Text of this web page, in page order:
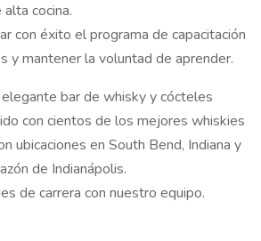
cocina.
con éxito el programa de capacitación
y mantener la voluntad de aprender.
bar de whisky y cócteles
con cientos de los mejores whiskies
ubicaciones en South Bend, Indiana y
de Indianápolis.
de carrera con nuestro equipo.